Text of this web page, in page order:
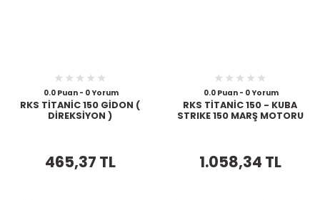
0.0 Puan - 0 Yorum
RKS TİTANİC 150 GİDON (
DİREKSİYON )
465,37 TL
0.0 Puan - 0 Yorum
RKS TİTANİC 150 - KUBA
STRIKE 150 MARŞ MOTORU
1.058,34 TL